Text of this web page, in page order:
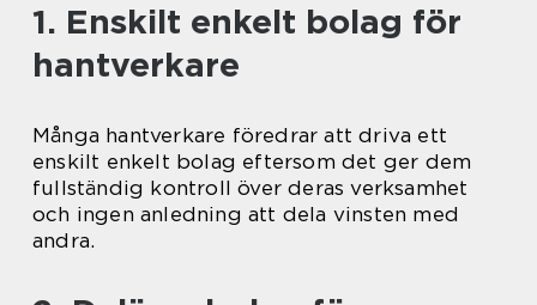
1. Enskilt enkelt bolag för
hantverkare
Många hantverkare föredrar att driva ett
enskilt enkelt bolag eftersom det ger dem
fullständig kontroll över deras verksamhet
och ingen anledning att dela vinsten med
andra.